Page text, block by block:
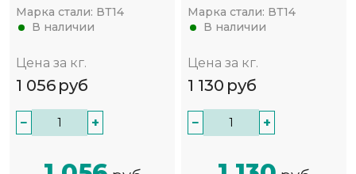
Марка стали: ВТ14
В наличии
Цена за кг.
1 056 руб
− +
Марка стали: ВТ14
В наличии
Цена за кг.
1 130 руб
− +